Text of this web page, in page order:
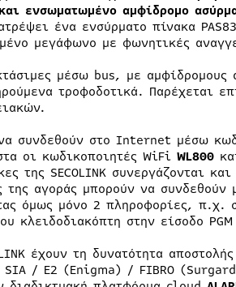
και ενσωματωμένο αμφίδρομο
ένα ενσύρματο πίνακα
μεγάφωνο με φωνητικές
μέσω bus, με
τροφοδοτικά. Παρέχεται
συνδεθούν στο Internet μέσω
οι κωδικοποιητές WiFi WL800
της SECOLINK συνεργάζονται
της αγοράς μπορούν να συνδεθούν
όμως μόνο 2 πληροφορίες, π.χ.
κλειδοδιακόπτη στην είσοδο
έχουν τη δυνατότητα
/ E2 (Enigma) / FIBRO